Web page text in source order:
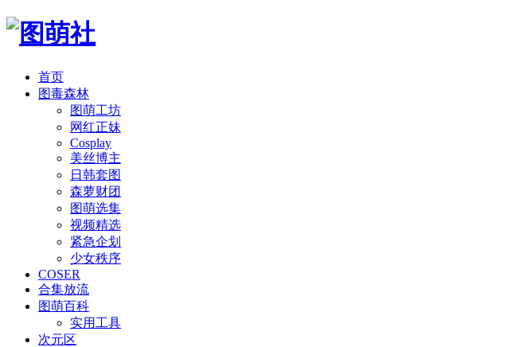
首页
图毒森林
图萌工坊
网红正妹
Cosplay
美丝博主
日韩套图
森萝财团
图萌选集
视频精选
紧急企划
少女秩序
COSER
合集放流
图萌百科
实用工具
次元区